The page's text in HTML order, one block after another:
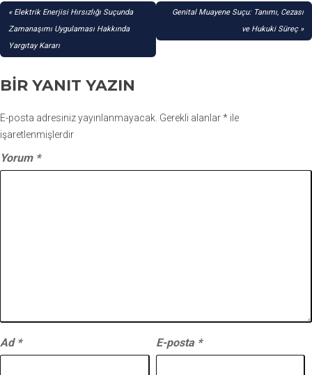
YAZI
GEZINMESI
Elektrik Enerjisi Hırsızlığı Suçunda
Zamanaşımı Uygulaması Hakkında
Yargıtay Kararı
Genital Muayene Suçu: Tanımı, Cezası
ve Hukuki Süreç
BIR YANIT YAZIN
E-posta adresiniz yayınlanmayacak. Gerekli alanlar* ile
işaretlenmişlerdir
Yorum *
Ad * E-posta *